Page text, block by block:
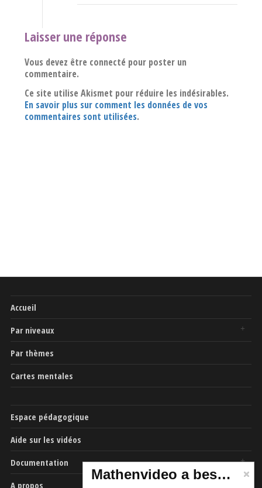
Laisser une réponse
Vous devez être connecté pour poster un
commentaire.
Ce site utilise Akismet pour réduire les indésirables.
En savoir plus sur comment les données de vos
commentaires sont utilisées.
Accueil
Par niveaux
Par thèmes
Cartes mentales
Espace pédagogique
Aide sur les vidéos
Documentation
A propos
Mathenvideo a besoin de vous